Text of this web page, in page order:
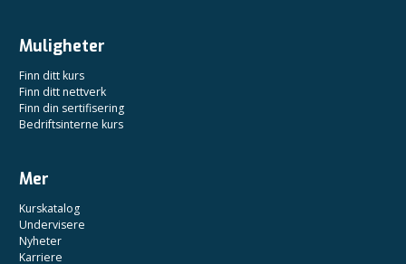
Muligheter
Finn ditt kurs
Finn ditt nettverk
Finn din sertifisering
Bedriftsinterne kurs
Mer
Kurskatalog
Undervisere
Nyheter
Karriere